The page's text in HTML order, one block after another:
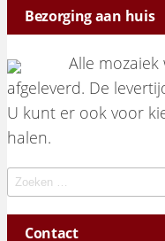
Bezorging aan huis
Alle
afgeleverd. De
U kunt er ook voor
halen.
Zoeken naar:
Contact